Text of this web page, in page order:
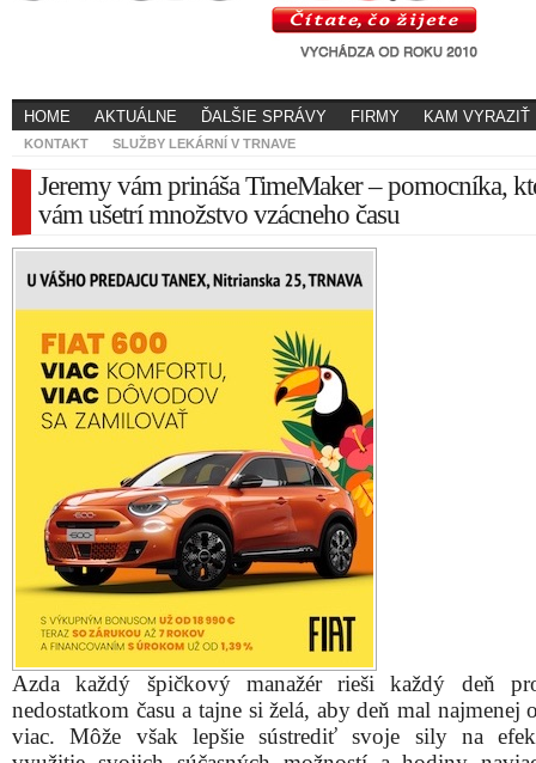
HOME AKTUÁLNE ĎALŠIE SPRÁVY FIRMY KAM VYRAZIŤ
KONTAKT SLUŽBY LEKÁRNÍ V TRNAVE
Jeremy vám prináša TimeMaker – pomocníka,
vám ušetrí množstvo vzácneho času
Azda každý špičkový manažér rieši každý deň
nedostatkom času a tajne si želá, aby deň mal najmenej
viac. Môže však lepšie sústrediť svoje sily na